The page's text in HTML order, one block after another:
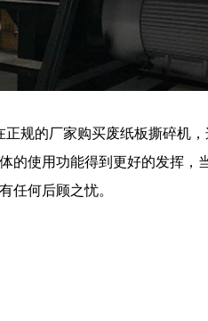
规的厂家购买废纸板撕碎机，
的使用功能得到更好的发挥，
任何后顾之忧。